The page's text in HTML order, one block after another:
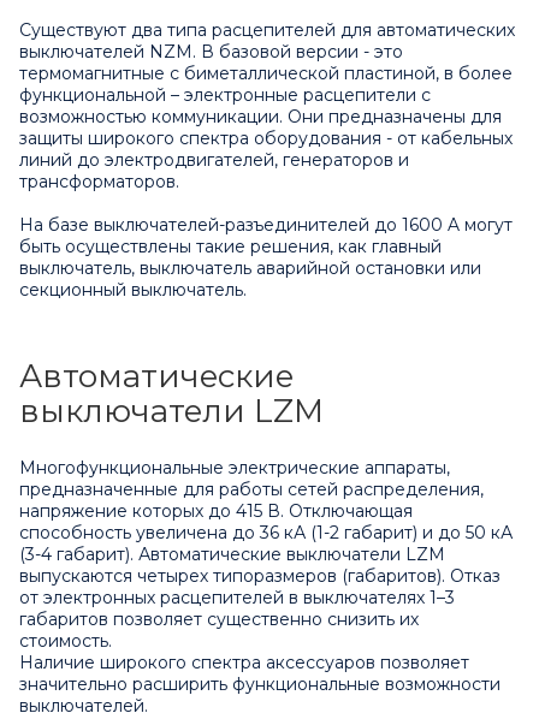
Cуществуют два типа расцепителей для автоматических
выключателей NZM. В базовой версии - это
термомагнитные с биметаллической пластиной, в более
функциональной – электронные расцепители с
возможностью коммуникации. Они предназначены для
защиты широкого спектра оборудования - от кабельных
линий до электродвигателей, генераторов и
трансформаторов.
На базе выключателей-разъединителей до 1600 A могут
быть осуществлены такие решения, как главный
выключатель, выключатель аварийной остановки или
секционный выключатель.
Автоматические
выключатели LZM
Многофункциональные электрические аппараты,
предназначенные для работы сетей распределения,
напряжение которых до 415 В. Отключающая
способность увеличена до 36 кА (1-2 габарит) и до 50 кА
(3-4 габарит). Автоматические выключатели LZM
выпускаются четырех типоразмеров (габаритов). Отказ
от электронных расцепителей в выключателях 1–3
габаритов позволяет существенно снизить их
стоимость.
Наличие широкого спектра аксессуаров позволяет
значительно расширить функциональные возможности
выключателей.